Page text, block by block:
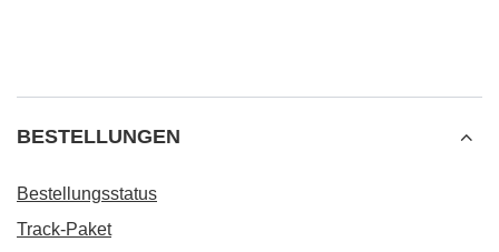
BESTELLUNGEN
Bestellungsstatus
Track-Paket